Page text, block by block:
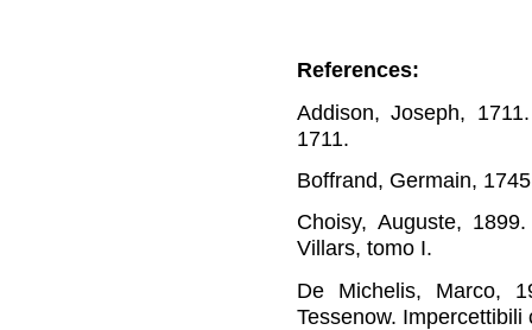
References:
Addison, Joseph,
1711.
Boffrand, Germain,
Choisy, Auguste,
Villars, tomo I.
De Michelis, Marco,
Tessenow.